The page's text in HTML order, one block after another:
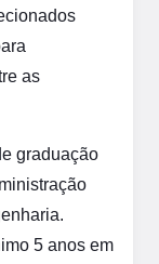
as
graduação
5 anos em